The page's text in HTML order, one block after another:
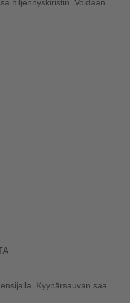
hiljennyskiristin. Voidaan
Kyynärsauvan saa